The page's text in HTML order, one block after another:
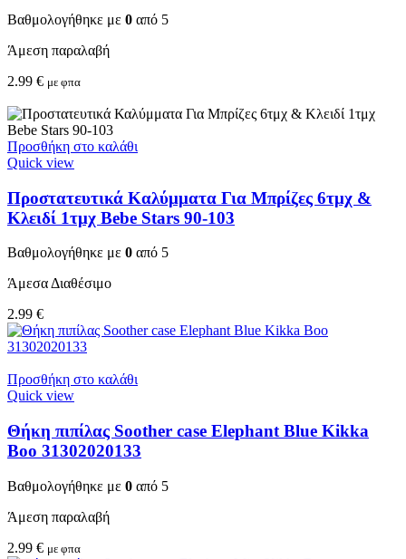
Βαθμολογήθηκε με 0 από 5
Άμεση παραλαβή
2.99 € με φπα
Προσθήκη στο καλάθι
Quick view
Προστατευτικά Καλύμματα Για Μπρίζες 6τμχ &
Κλειδί 1τμχ Bebe Stars 90-103
Βαθμολογήθηκε με 0 από 5
Άμεσα Διαθέσιμο
2.99 €
Προσθήκη στο καλάθι
Quick view
Θήκη πιπίλας Soother case Elephant Blue Kikka
Boo 31302020133
Βαθμολογήθηκε με 0 από 5
Άμεση παραλαβή
2.99 € με φπα